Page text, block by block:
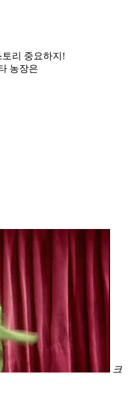
리 중요하지!
농장은
크